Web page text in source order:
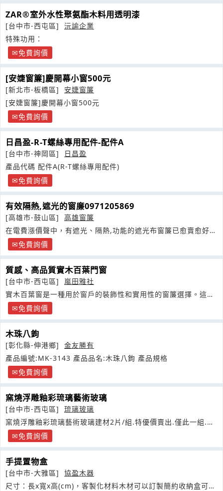
ZAR®室外水性聚氨酯木料用透明漆
[台中市-西屯區]
沅諭企業
特殊功用：
免費詢價
[安婕窗簾]慶開幕小窗500元
[新北市-板橋區]
安婕窗簾
[安婕窗簾]慶開幕小窗500元
免費詢價
日昌盈-R-T螺絲專用配件-配件A
[台中市-神岡區]
日昌盈
產品代碼 配件A(R-T螺絲專用配件)
免費詢價
有效隔熱,遮光的窗廉0971205869
[高雄市-鼓山區]
高雄窗簾
在電費漲價聲中，有遮光、隔熱,功能的遮光布窗簾已愈賣愈好，
專業建議選購有
免費詢價
質感、高品質實木百葉門窗
[台中市-西屯區]
嵐田雅社
實木百葉窗是一種用於窗戶的裝飾性和實用性的窗簾選擇。這種
百葉窗由木材製成
免費詢價
木珠八鉤
[彰化縣-伸港鄉]
金友勝有
產品編號:MK-3143 產品品名:木珠八鉤 產品規格
免費詢價
窯燒浮雕釉彩琉璃藝術玻璃
[台中市-西屯區]
琉璃玻璃
窯燒浮雕釉彩琉璃藝術玻璃建材2片/組.特優價賣出.僅此一組.尺
寸 免費詢價
手提置物盒
[台中市-大雅區]
協盈木器
尺寸：長x寬x高(cm)，客製化材料木材可以訂製簡約收納盒可放